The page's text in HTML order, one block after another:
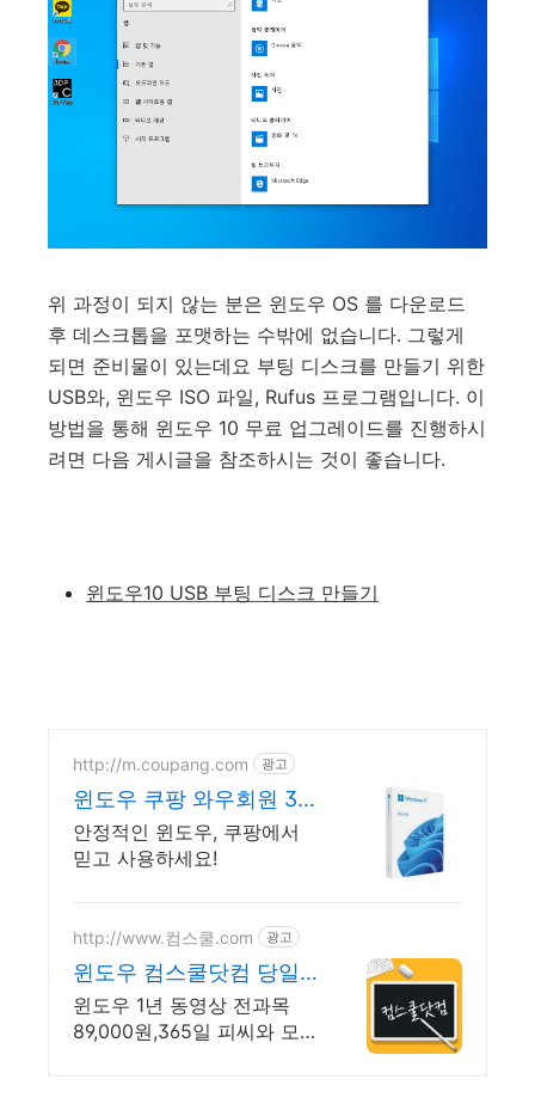
위 과정이 되지 않는 분은 윈도우 OS 를 다운로드
후 데스크톱을 포맷하는 수밖에 없습니다. 그렇게
되면 준비물이 있는데요 부팅 디스크를 만들기 위한
USB와, 윈도우 ISO 파일, Rufus 프로그램입니다. 이
방법을 통해 윈도우 10 무료 업그레이드를 진행하시
려면 다음 게시글을 참조하시는 것이 좋습니다.
윈도우10 USB 부팅 디스크 만들기
http://m.coupang.com 광고
윈도우 쿠팡 와우회원 30
일 무료반품
안정적인 윈도우, 쿠팡에서
믿고 사용하세요!
http://www.컴스쿨.com 광고
윈도우 컴스쿨닷컴 당일
신청&결제시 기프티콘!
윈도우 1년 동영상 전과목
89,000원,365일 피씨와 모바